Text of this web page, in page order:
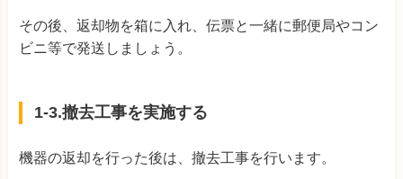
その後、返却物を箱に入れ、伝票と一緒に郵便局やコン
ビニ等で発送しましょう。
1-3.撤去工事を実施する
機器の返却を行った後は、撤去工事を行います。